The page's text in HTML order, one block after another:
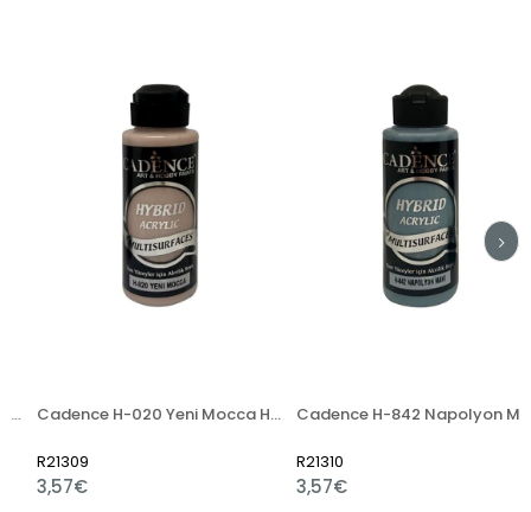
Cadence H-020 Yeni Mocca Hybrid Akrilik Boya 120ml
R21309
3,57€
Cadence H-842 Napolyon Mavi Hybrid Akrilik Boya 120ml
R21310
3,57€